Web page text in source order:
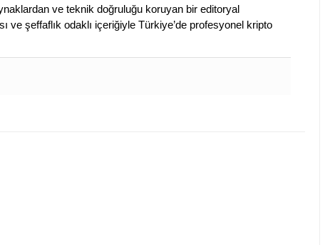
ve teknik doğruluğu koruyan bir editoryal
ve şeffaflık odaklı içeriğiyle Türkiye’de profesyonel kripto